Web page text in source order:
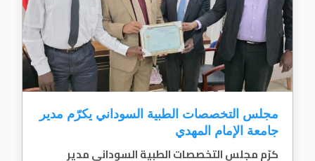
مجلس التخصصات الطبية السوداني يكرّم مدير
جامعة الإمام المهدي
كرّم مجلس التخصصات الطبية السوداني مدير